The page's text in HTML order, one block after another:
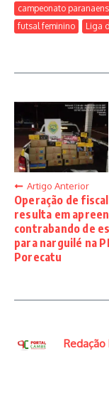
campeonato
futsal feminino
Liga
Artigo Anterior
Operação de
resulta em
contrabando de
para narguilé na
Porecatu